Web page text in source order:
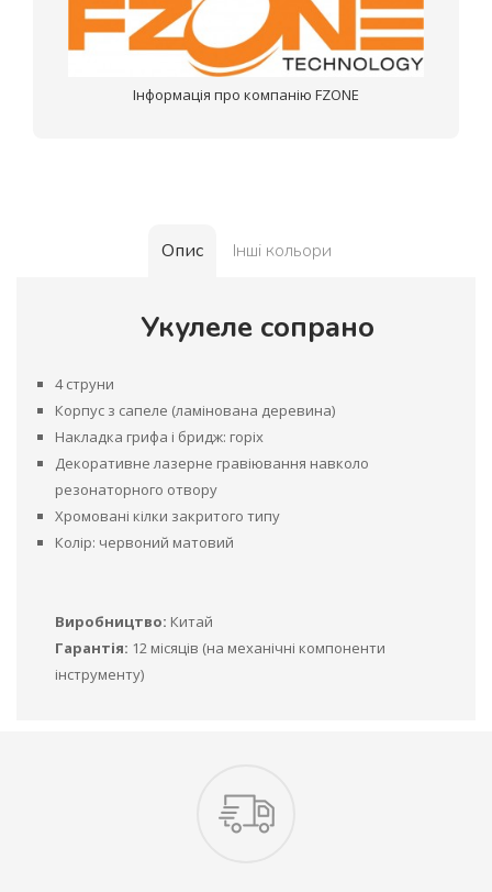
Інформація про компанію FZONE
Опис Інші кольори
Укулеле сопрано
4 струни
Корпус з сапеле (ламінована деревина)
Накладка грифа і бридж: горіх
Декоративне лазерне гравіювання навколо
резонаторного отвору
Хромовані кілки закритого типу
Колір: червоний матовий
Виробництво: Китай
Гарантія: 12 місяців (на механічні компоненти
інструменту)